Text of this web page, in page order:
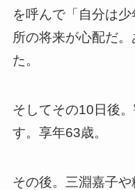
を呼んで「自分は
所の将来が心配だ
た。
そしてその10日後
す。享年63歳。
その後。三淵嘉子